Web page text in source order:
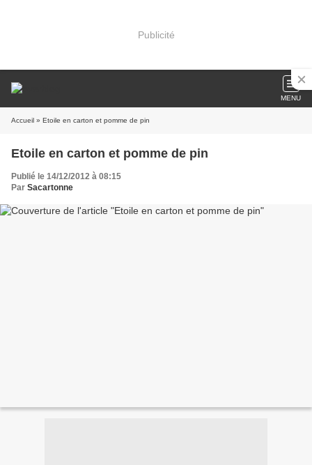
Publicité
MENU
Accueil » Etoile en carton et pomme de pin
Etoile en carton et pomme de pin
Publié le 14/12/2012 à 08:15
Par Sacartonne